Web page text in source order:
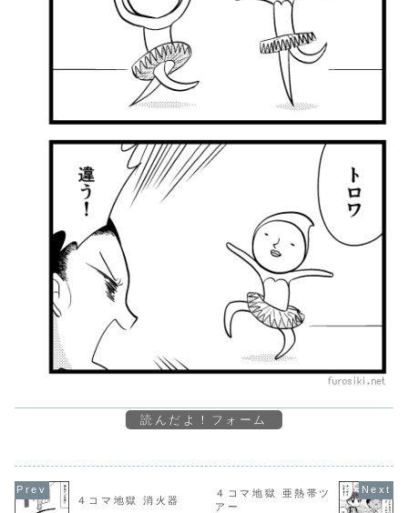
読んだよ！フォーム
４コマ地獄 消火器
４コマ地獄 亜熱帯ツ
アー